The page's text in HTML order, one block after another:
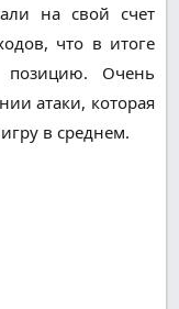
на свой счет
что в итоге
Очень
атаки, которая
в среднем.